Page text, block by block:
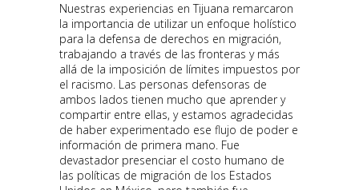
Nuestras experiencias en Tijuana remarcaron
la importancia de utilizar un enfoque holístico
para la defensa de derechos en migración,
trabajando a través de las fronteras y más
allá de la imposición de límites impuestos por
el racismo. Las personas defensoras de
ambos lados tienen mucho que aprender y
compartir entre ellas, y estamos agradecidas
de haber experimentado ese flujo de poder e
información de primera mano. Fue
devastador presenciar el costo humano de
las políticas de migración de los Estados